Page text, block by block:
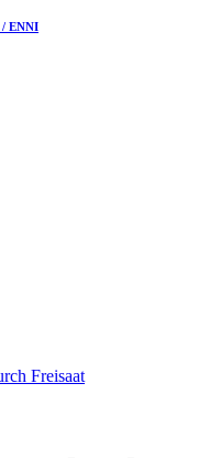
/ ENNI
Freisaat